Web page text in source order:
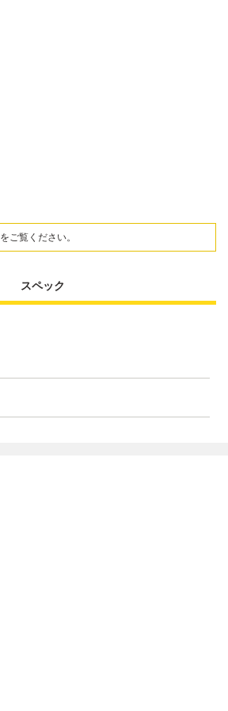
をご覧ください。
スペック